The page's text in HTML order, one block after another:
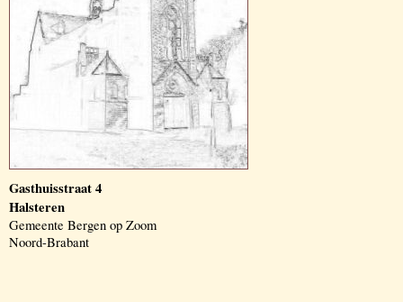
Gasthuisstraat 4
Halsteren
Gemeente Bergen op Zoom
Noord-Brabant